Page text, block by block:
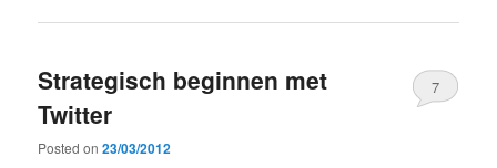
Strategisch beginnen met
Twitter
Posted on23/03/2012
7